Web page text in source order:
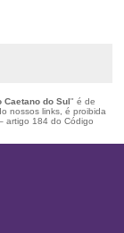
Caetano do Sul" é de
nossos links, é proibida
artigo 184 do Código